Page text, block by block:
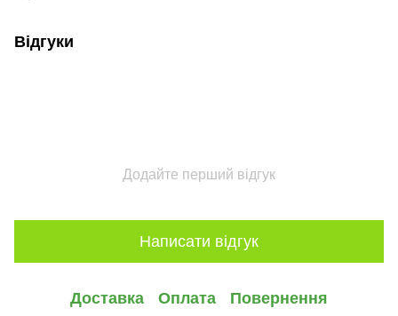
Відгуки
Додайте перший відгук
Написати відгук
Доставка Оплата Повернення